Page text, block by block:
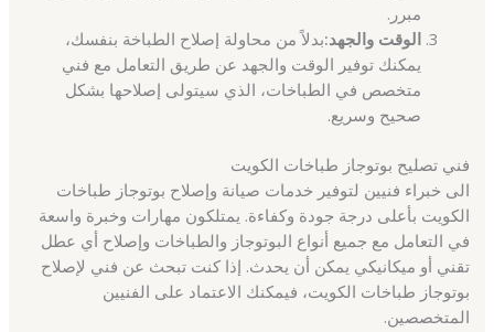
مبرر.
الوقت والجهد:بدلاً من محاولة إصلاح الطباخة بنفسك،
يمكنك توفير الوقت والجهد عن طريق التعامل مع فني
متخصص في الطباخات، الذي سيتولى إصلاحها بشكل
صحيح وسريع.
فني تصليح بوتوجاز طباخات الكويت
الى خبراء فنيين لتوفير خدمات صيانة وإصلاح بوتوجاز طباخات
الكويت بأعلى درجة جودة وكفاءة. يمتلكون مهارات وخبرة واسعة
في التعامل مع جميع أنواع البوتوجاز والطباخات وإصلاح أي عطل
تقني أو ميكانيكي يمكن أن يحدث. إذا كنت تبحث عن فني لإصلاح
بوتوجاز طباخات الكويت، فيمكنك الاعتماد على الفنيين
المتخصصين.